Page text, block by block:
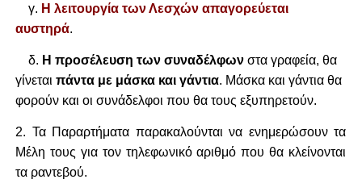
γ. Η λειτουργία των Λεσχών απαγορεύεται
αυστηρά.
δ. Η προσέλευση των συναδέλφων στα γραφεία, θα
γίνεται πάντα με μάσκα και γάντια. Μάσκα και γάντια θα
φορούν και οι συνάδελφοι που θα τους εξυπηρετούν.
2. Τα Παραρτήματα παρακαλούνται να ενημερώσουν τα
Μέλη τους για τον τηλεφωνικό αριθμό που θα κλείνονται
τα ραντεβού.